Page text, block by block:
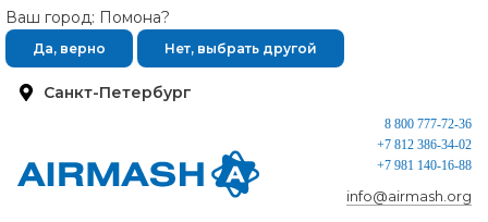
Санкт-Петербург
Ваш город: Помона?
Да, верно Нет, выбрать другой
8 800 777-72-36
+7 812 386-34-02
+7 981 140-16-88
info@airmash.org